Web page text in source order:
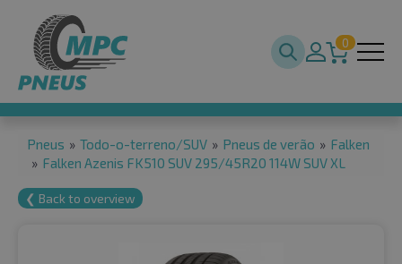
0
Pneus » Todo-o-terreno/SUV » Pneus de verão » Falken
» Falken Azenis FK510 SUV 295/45R20 114W SUV XL
❮ Back to overview